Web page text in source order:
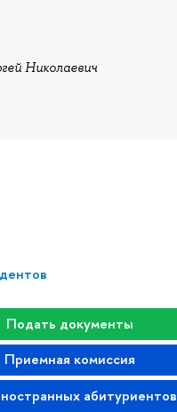
Подать документы
Приемная комиссия
абитуриентов
Николаевич